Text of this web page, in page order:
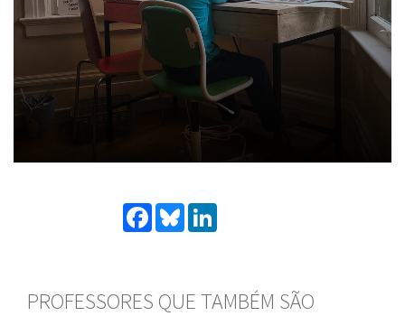
Facebook
Bluesky
PROFESSORES QUE TAMBÉM SÃO